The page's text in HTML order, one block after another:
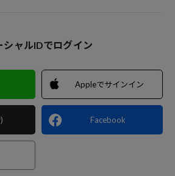
シャルIDでログイン
Appleでサインイン
Facebook